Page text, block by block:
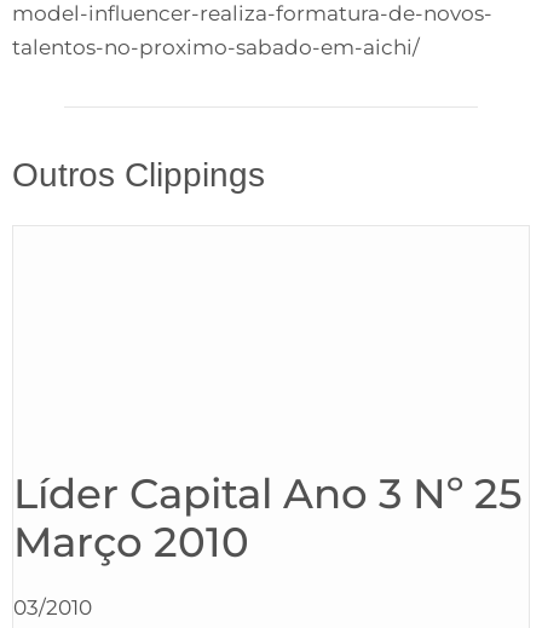
model-influencer-realiza-formatura-de-novos-
talentos-no-proximo-sabado-em-aichi/
Outros Clippings
Líder Capital Ano 3 Nº 25
Março 2010
03/2010